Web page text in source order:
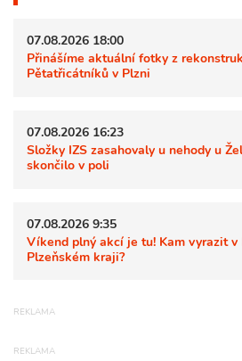
07.08.2026 18:00
Přinášíme aktuální fotky z
Pětatřicátníků v Plzni
07.08.2026 16:23
Složky IZS zasahovaly u nehody u
skončilo v poli
07.08.2026 9:35
Víkend plný akcí je tu! Kam vyrazit v
Plzeňském kraji?